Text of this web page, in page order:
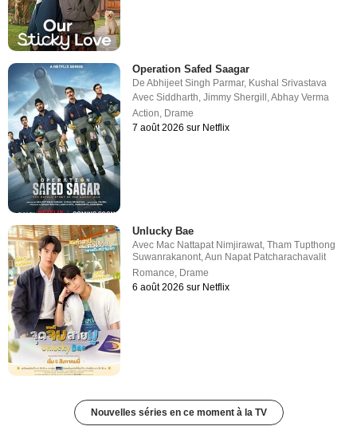
Operation Safed Saagar
DeAbhijeet Singh Parmar, Kushal Srivastava
AvecSiddharth,Jimmy Shergill ,Abhay Verma
Action, Drame
7 août 2026 sur Netflix
Unlucky Bae
Avec Mac Nattapat Nimjirawat,Tham Tupthong
Suwanrakanont,Aun Napat Patcharachavalit
Romance, Drame
6 août 2026 sur Netflix
Nouvelles séries en ce moment à la TV